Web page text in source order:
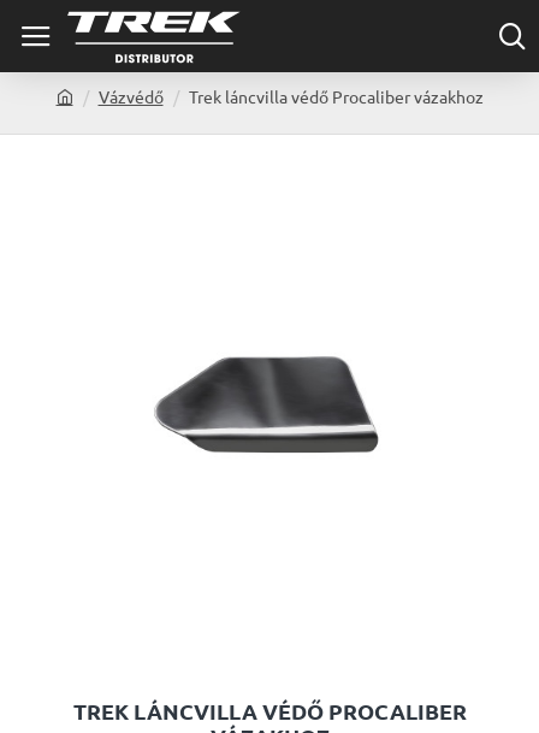
o
Vázvédő Trek láncvilla védő Procaliber vázakhoz
TREK LÁNCVILLA VÉDŐ PROCALIBER